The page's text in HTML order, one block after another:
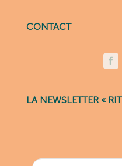
CONTACT
LA NEWSLETTER «